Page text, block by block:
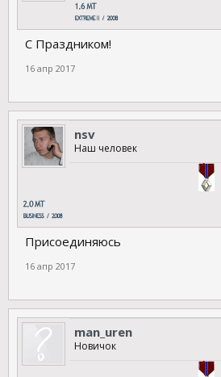
С Праздником!
16 апр 2017
nsv
Наш человек
Присоединяюсь
16 апр 2017
man_uren
Новичок